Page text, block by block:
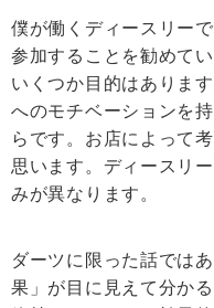
僕が働くディースリー
参加することを勧めてい
いくつか目的はありま
へのモチベーションを
らです。お店によって
思います。ディースリ
みが異なります。
ダーツに限った話では
果」が目に見えて分か